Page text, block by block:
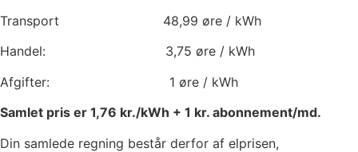
Transport 48,99 øre / kWh
Handel: 3,75 øre / kWh
Afgifter: 1 øre / kWh
Samlet pris er 1,76 kr./kWh + 1 kr. abonnement/md.
Din samlede regning består derfor af elprisen,